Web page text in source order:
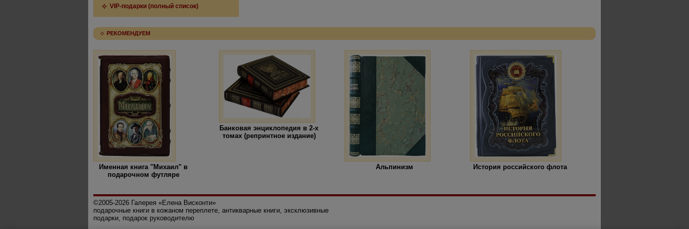
VIP-подарки (полный список)
РЕКОМЕНДУЕМ
Именная книга "Михаил" в
подарочном футляре
Банковая энциклопедия в 2-х
томах (репринтное издание)
Альпинизм История российского флота
©2005-2026 Галерея «Елена Висконти»
подарочные книги в кожаном переплете, антикварные книги, эксклюзивные
подарки, подарок руководителю